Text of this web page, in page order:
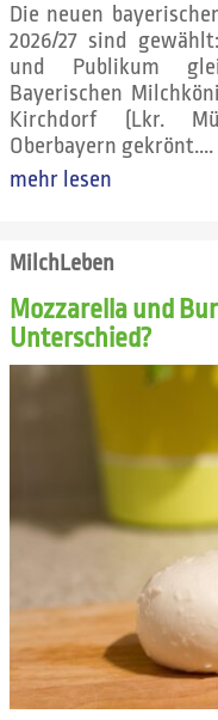
Die neuen
2026/27 sind
und Publikum
Bayerischen
Kirchdorf (Lkr.
Oberbayern gekrönt....
mehr lesen
Mozzarella und
Unterschied?
MilchLeben